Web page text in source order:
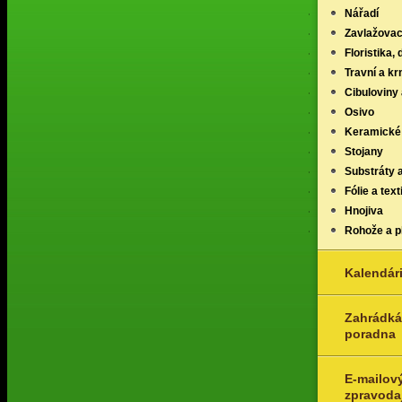
Nářadí
Floristika,
Travní a
Cibuloviny
Osivo
Stojany
Substráty
Fólie a
Hnojiva
Rohože a
poradna
E-